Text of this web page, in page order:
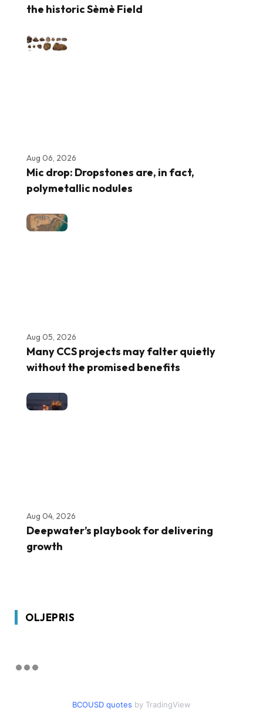
the historic Sèmè Field
Aug 06, 2026
Mic drop: Dropstones are, in fact,
polymetallic nodules
Aug 05, 2026
Many CCS projects may falter quietly
without the promised benefits
Aug 04, 2026
Deepwater’s playbook for delivering
growth
OLJEPRIS
BCOUSD quotes by TradingView